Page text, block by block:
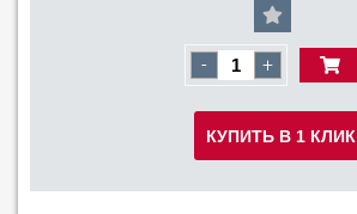
- +
КУПИТЬ В 1 КЛИК